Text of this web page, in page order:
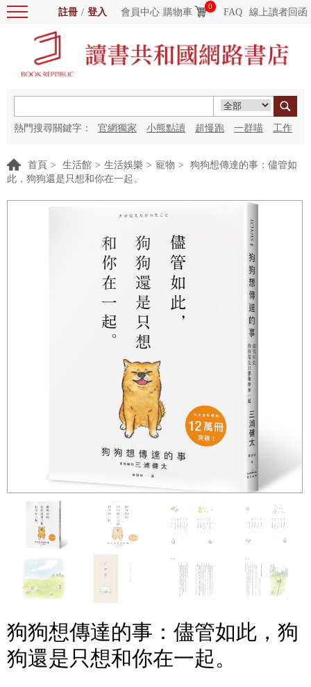
註冊 / 登入 會員中心 購物車
0
FAQ 線上讀者回函
熱門搜尋關鍵字： 官網獨家 小熊點讀 超慢跑 一群喵 工作
首頁 > 生活館 > 生活娛樂 > 寵物 >
狗狗想傳達的事：儘管如
此，狗狗還是只想和你在一起。
狗狗想傳達的事：儘管如此，狗
狗還是只想和你在一起。